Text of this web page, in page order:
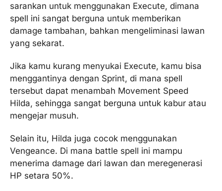
sarankan untuk menggunakan Execute, dimana
spell ini sangat berguna untuk memberikan
damage tambahan, bahkan mengeliminasi lawan
yang sekarat.
Jika kamu kurang menyukai Execute, kamu bisa
menggantinya dengan Sprint, di mana spell
tersebut dapat menambah Movement Speed
Hilda, sehingga sangat berguna untuk kabur atau
mengejar musuh.
Selain itu, Hilda juga cocok menggunakan
Vengeance. Di mana battle spell ini mampu
menerima damage dari lawan dan meregenerasi
HP setara 50%.